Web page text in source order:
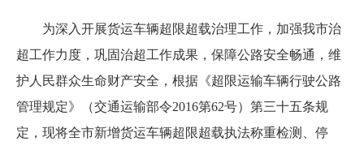
为深入开展货运车辆超限超载治理工作，加强我市治
超工作力度，巩固治超工作成果，保障公路安全畅通，维
护人民群众生命财产安全，根据《超限运输车辆行驶公路
管理规定》（交通运输部令2016第62号）第三十五条规
定，现将全市新增货运车辆超限超载执法称重检测、停